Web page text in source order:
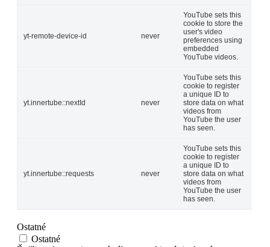
yt-remote-device-id never
YouTube sets this
cookie to store the
user's video
preferences using
embedded
YouTube videos.
yt.innertube::nextId never
YouTube sets this
cookie to register
a unique ID to
store data on what
videos from
YouTube the user
has seen.
yt.innertube::requests never
YouTube sets this
cookie to register
a unique ID to
store data on what
videos from
YouTube the user
has seen.
Ostatné
Ostatné